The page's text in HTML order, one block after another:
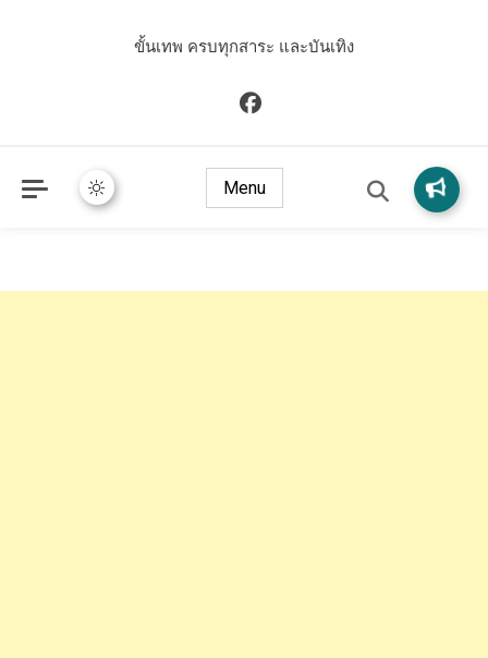
ขั้นเทพ ครบทุกสาระ และบันเทิง
Menu